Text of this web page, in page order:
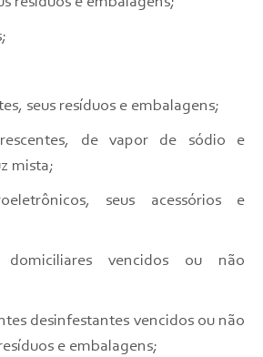
seus resíduos e embalagens;
de vapor de sódio e
mista;
seus acessórios e
domiciliares vencidos ou não
desinfestantes vencidos ou não
e embalagens;